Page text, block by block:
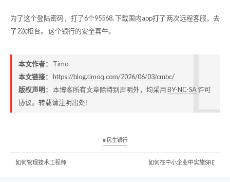
为了这个登陆密码，打了6个95568, 下载国内app打了两次远程客服，去
了2次柜台。 这个银行的安全真牛。
本文作者： Timo
本文链接：
https://blog.timoq.com/2026/06/03/cmbc/
版权声明： 本博客所有文章除特别声明外，均采用BY-NC-SA许可
协议。转载请注明出处！
# 民生银行
如何管理技术工程师 如何在中小企业中实施SRE